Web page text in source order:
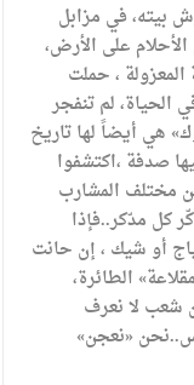
بيته، في مزابل
على الأرض،
، حملت
الحياة، لم تنفجر
هي أيضاً لها تاريخ
صدفة ،اكتشفوا
مختلف المشارب
كل مدّكر..فإذا
أو شيك ، إن حانت
الطائرة،
شعب لا نعرف
«نعجن»